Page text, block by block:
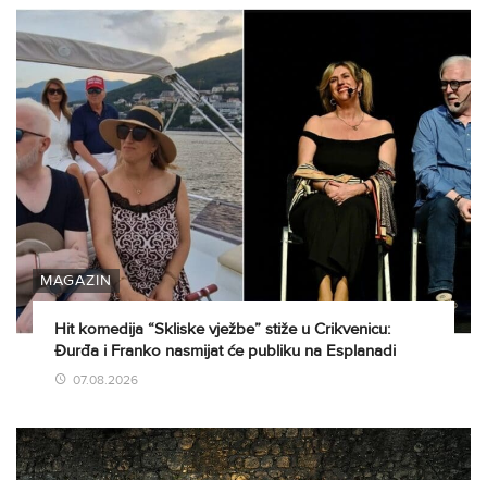
MAGAZIN
Hit komedija “Skliske vježbe” stiže u Crikvenicu:
Đurđa i Franko nasmijat će publiku na Esplanadi
07.08.2026